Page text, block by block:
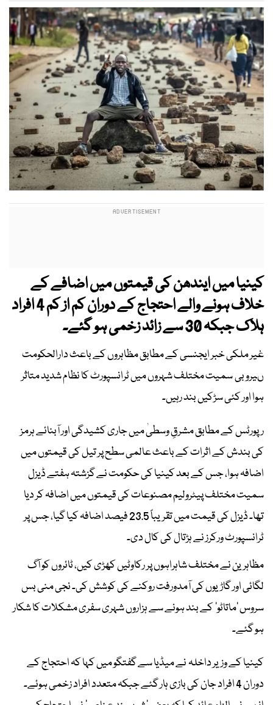
کینیا میں ایندھن کی قیمتوں میں اضافے کے
خلاف ہونے والے احتجاج کے دوران کم از کم 4 افراد
ہلاک جبکہ 30 سے زائد زخمی ہو گئے۔
غیر ملکی خبر ایجنسی کے مطابق مظاہروں کے باعث دارالحکومت
ںیروبی سمیت مختلف شہروں میں ٹرانسپورٹ کا نظام شدید متاثر
ہوا اور کئی سڑکیں بند رہیں۔
رپورٹس کے مطابق مشرقِ وسطیٰ میں جاری کشیدگی اور آبنائے ہرمز
کی بندش کے اثرات کے باعث عالمی سطح پر تیل کی قیمتوں میں
اضافہ ہوا، جس کے بعد کینیا کی حکومت نے گزشتہ ہفتے ڈیزل
سمیت مختلف پیٹرولیم مصنوعات کی قیمتوں میں اضافہ کر دیا
تھا۔ ڈیزل کی قیمت میں تقریباً 23.5 فیصد اضافہ کیا گیا، جس پر
ٹرانسپورٹ ورکرز نے ہڑتال کی کال دی۔
مظاہرین نے مختلف شاہراہوں پر رکاوٹیں کھڑی کیں، ٹائروں کو آگ
لگائی اور گاڑیوں کی آمدورفت روکنے کی کوشش کی۔ نجی منی بس
سروس ’ماتاٹو‘ کے بند ہونے سے ہزاروں شہری سفری مشکلات کا شکار
ہو گئے۔
کینیا کے وزیر داخلہ نے میڈیا سے گفتگو میں کہا کہ احتجاج کے
دوران 4 افراد جان کی بازی ہار گئے جبکہ متعدد افراد زخمی ہوئے۔